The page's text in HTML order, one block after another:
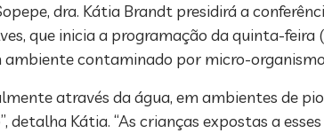
dra. Kátia Brandt presidirá a
que inicia a programação da quinta-feira
contaminado por micro-
através da água, em ambientes de
detalha Kátia. “As crianças expostas a